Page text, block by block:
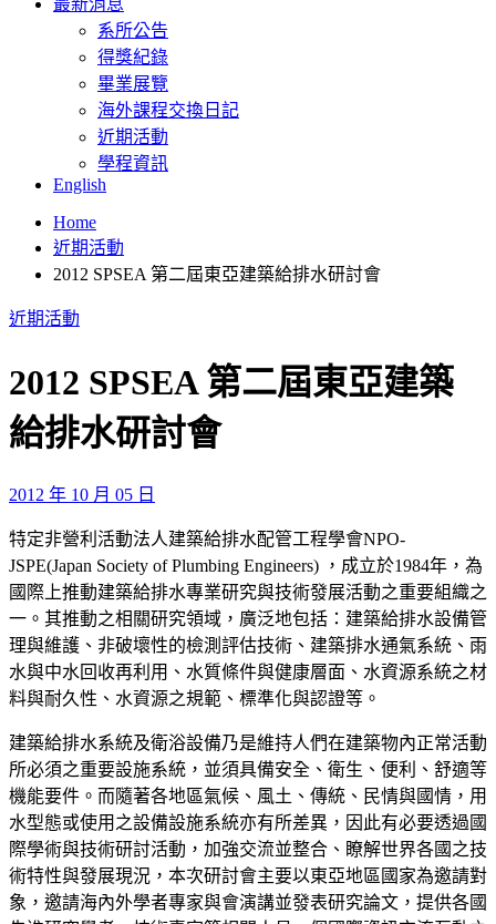
系所公告
得獎紀錄
畢業展覽
海外課程交換日記
近期活動
學程資訊
English
Home
近期活動
2012 SPSEA 第二屆東亞建築給排水研討會
近期活動
2012 SPSEA 第二屆東亞建築
給排水研討會
2012 年 10 月 05 日
特定非營利活動法人建築給排水配管工程學會NPO-
JSPE(Japan Society of Plumbing Engineers) ，成立於1984年，為
國際上推動建築給排水專業研究與技術發展活動之重要組織之
一。其推動之相關研究領域，廣泛地包括：建築給排水設備管
理與維護、非破壞性的檢測評估技術、建築排水通氣系統、雨
水與中水回收再利用、水質條件與健康層面、水資源系統之材
料與耐久性、水資源之規範、標準化與認證等。
建築給排水系統及衛浴設備乃是維持人們在建築物內正常活動
所必須之重要設施系統，並須具備安全、衛生、便利、舒適等
機能要件。而隨著各地區氣候、風土、傳統、民情與國情，用
水型態或使用之設備設施系統亦有所差異，因此有必要透過國
際學術與技術研討活動，加強交流並整合、瞭解世界各國之技
術特性與發展現況，本次研討會主要以東亞地區國家為邀請對
象，邀請海內外學者專家與會演講並發表研究論文，提供各國